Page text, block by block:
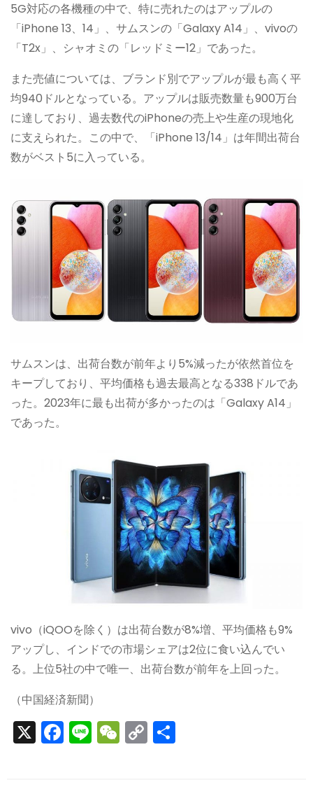
5G対応の各機種の中で、特に売れたのはアップルの
「iPhone 13、14」、サムスンの「Galaxy A14」、vivoの
「T2x」、シャオミの「レッドミー12」であった。
また売値については、ブランド別でアップルが最も高く平
均940ドルとなっている。アップルは販売数量も900万台
に達しており、過去数代のiPhoneの売上や生産の現地化
に支えられた。この中で、「iPhone 13/14」は年間出荷台
数がベスト5に入っている。
サムスンは、出荷台数が前年より5%減ったが依然首位を
キープしており、平均価格も過去最高となる338ドルであ
った。2023年に最も出荷が多かったのは「Galaxy A14」
であった。
vivo（iQOOを除く）は出荷台数が8%増、平均価格も9%
アップし、インドでの市場シェアは2位に食い込んでい
る。上位5社の中で唯一、出荷台数が前年を上回った。
（中国経済新聞）
X F
a
Li
n
W
e
C
o